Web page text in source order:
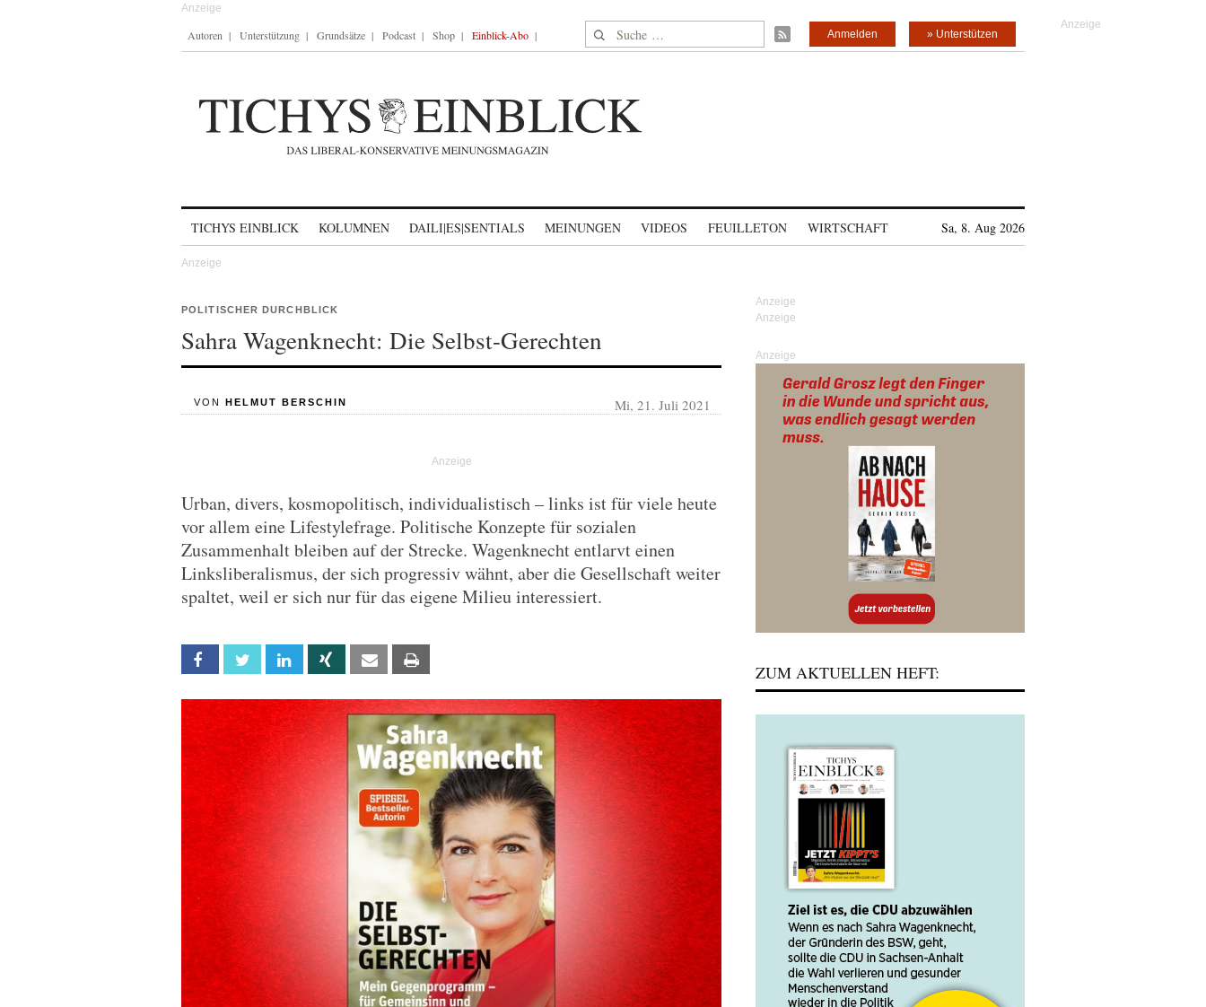
Autoren Unterstützung Grundsätze Podcast Shop Einblick-Abo Suche nach: » Unterstützen
Anmelden
TICHYS EINBLICK KOLUMNEN DAILI|ES|SENTIALS MEINUNGEN VIDEOS FEUILLETON WIRTSCHAFT Sa, 8. Aug 2026
POLITISCHER DURCHBLICK
Sahra Wagenknecht: Die Selbst-Gerechten
VON HELMUT BERSCHIN Mi, 21. Juli 2021
Urban, divers, kosmopolitisch, individualistisch – links ist für viele heute
vor allem eine Lifestylefrage. Politische Konzepte für sozialen
Zusammenhalt bleiben auf der Strecke. Wagenknecht entlarvt einen
Linksliberalismus, der sich progressiv wähnt, aber die Gesellschaft weiter
spaltet, weil er sich nur für das eigene Milieu interessiert.
Facebook Twitter Linkedin Xing Email
Anzeige
ZUM AKTUELLEN HEFT: